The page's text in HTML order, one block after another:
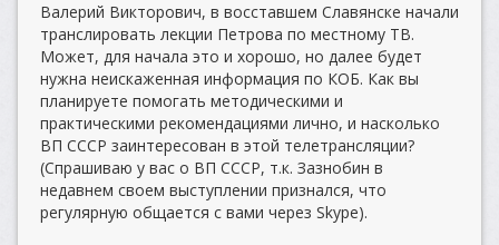
Валерий Викторович, в восставшем Славянске начали
транслировать лекции Петрова по местному ТВ.
Может, для начала это и хорошо, но далее будет
нужна неискаженная информация по КОБ. Как вы
планируете помогать методическими и
практическими рекомендациями лично, и насколько
ВП СССР заинтересован в этой телетрансляции?
(Спрашиваю у вас о ВП СССР, т.к. Зазнобин в
недавнем своем выступлении признался, что
регулярную общается с вами через Skype).